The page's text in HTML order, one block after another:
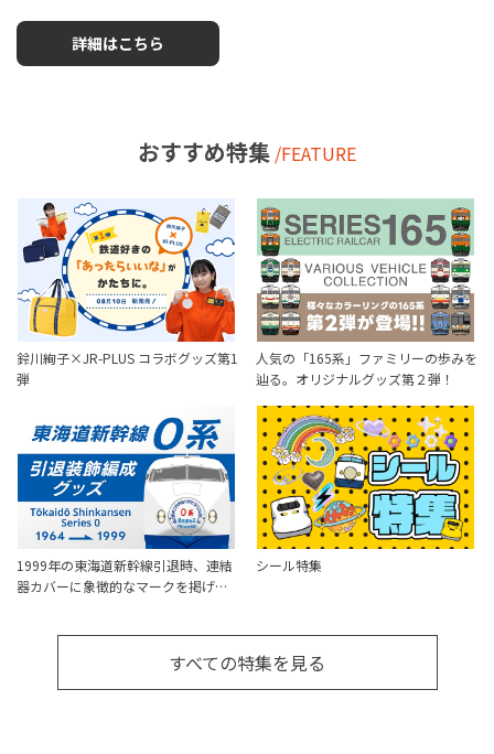
詳細はこちら
おすすめ特集 /FEATURE
鈴川絢子×JR-PLUS コラボグッズ第1
弾
人気の「165系」ファミリーの歩みを
辿る。オリジナルグッズ第２弾！
1999年の東海道新幹線引退時、連結
器カバーに象徴的なマークを掲げ…
シール特集
すべての特集を見る